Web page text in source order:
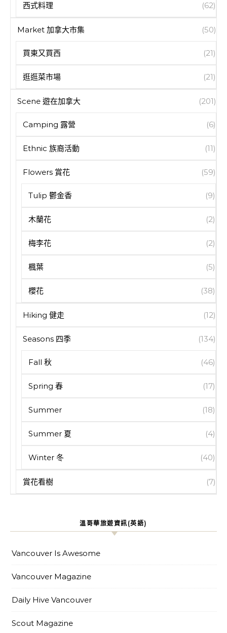
西式料理 (62)
Market 加拿大市集 (50)
買東又買西 (21)
逛逛菜市場 (21)
Scene 遊在加拿大 (201)
Camping 露營 (6)
Ethnic 族裔活動 (11)
Flowers 賞花 (59)
Tulip 鬱金香 (9)
木蘭花 (2)
梅李花 (2)
楓葉 (5)
櫻花 (38)
Hiking 健走 (12)
Seasons 四季 (134)
Fall 秋 (46)
Spring 春 (17)
Summer (18)
Summer 夏 (4)
Winter 冬 (40)
賞花看樹 (7)
溫哥華旅遊資訊(英語)
Vancouver Is Awesome
Vancouver Magazine
Daily Hive Vancouver
Scout Magazine